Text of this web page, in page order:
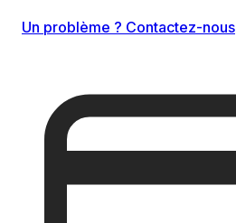
Un problème ? Contactez-nous